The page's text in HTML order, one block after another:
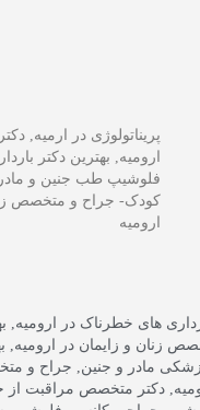
پریناتولوژی در ارمیه,
فلوشیپ طب جنین و
کودک- جراح و متخصص
ارومیه
های خطرناک در ارومیه,
زنان و زایمان در ارومیه,
مادر و جنین, جراح و
, دکتر متخصص مراقبت از